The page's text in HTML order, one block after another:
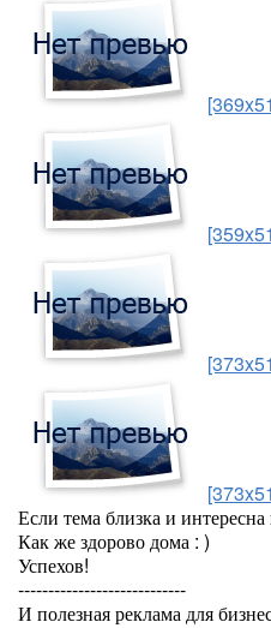
Если тема близка и
Как же здорово дома : )
Успехов!
----------------------------
И полезная реклама для